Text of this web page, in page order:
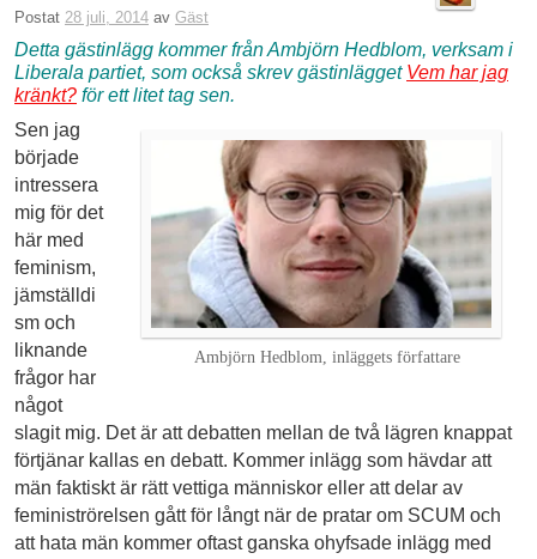
Postat 28 juli, 2014 av Gäst
Detta gästinlägg kommer från Ambjörn Hedblom, verksam i
Liberala partiet, som också skrev gästinlägget Vem har jag
kränkt? för ett litet tag sen.
Ambjörn Hedblom, inläggets författare
Sen jag
började
intressera
mig för det
här med
feminism,
jämställdi
sm och
liknande
frågor har
något
slagit mig. Det är att debatten mellan de två lägren knappat
förtjänar kallas en debatt. Kommer inlägg som hävdar att
män faktiskt är rätt vettiga människor eller att delar av
feministrörelsen gått för långt när de pratar om SCUM och
att hata män kommer oftast ganska ohyfsade inlägg med